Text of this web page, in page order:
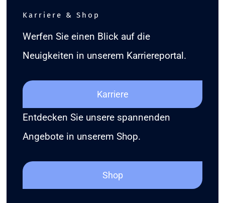
Karriere & Shop
Werfen Sie einen Blick auf die
Neuigkeiten in unserem Karriereportal.
Karriere
Entdecken Sie unsere spannenden
Angebote in unserem Shop.
Shop